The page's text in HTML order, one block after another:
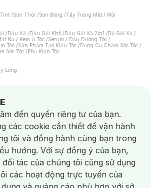
/Son Thỏi /Son Bóng /Tẩy Trang Mắt / Môi
/Dầu Xả /Dầu Gội Khô /Dầu Gội Xả 2in1 /Bộ Gội Xả /
Nạ / Kem Ủ Tóc /Serum / Dầu Dưỡng Tóc /
Tóc /Sản Phẩm Tạo Kiểu Tóc /Dụng Cụ Chăm Sóc Tóc /
Sóc Tóc /Phụ Kiện Tóc
Lông
Máy Massage/Mặt Nạ Xông Hơi /Nước Rửa Tay/
Bàn Chải Đánh Răng /Bàn Chải Điện/
Răng /Máy Tăm Nước/ Nước Súc Miệng/
Miệng / Dung Dịch Vệ Sinh/Dưỡng Vùng Kín/
/Băng Vệ Sinh/Tampon/Bọt Cạo Râu /Dao Cạo Râu/
Da Khô / Mất Nước/ Da Lão Hóa/ Da Mụn/
Da Xỉn Màu Thâm / Nám / Tàn Nhang
/Viêm Da Cơ Địa
Da
usage
đến quyền riêng tư của bạn.
các cookie cần thiết để vận hành
tôi và đồng hành cùng bạn trong
hướng. Với sự đồng ý của bạn,
tác của chúng tôi cũng sử dụng
các hoạt động trực tuyến của